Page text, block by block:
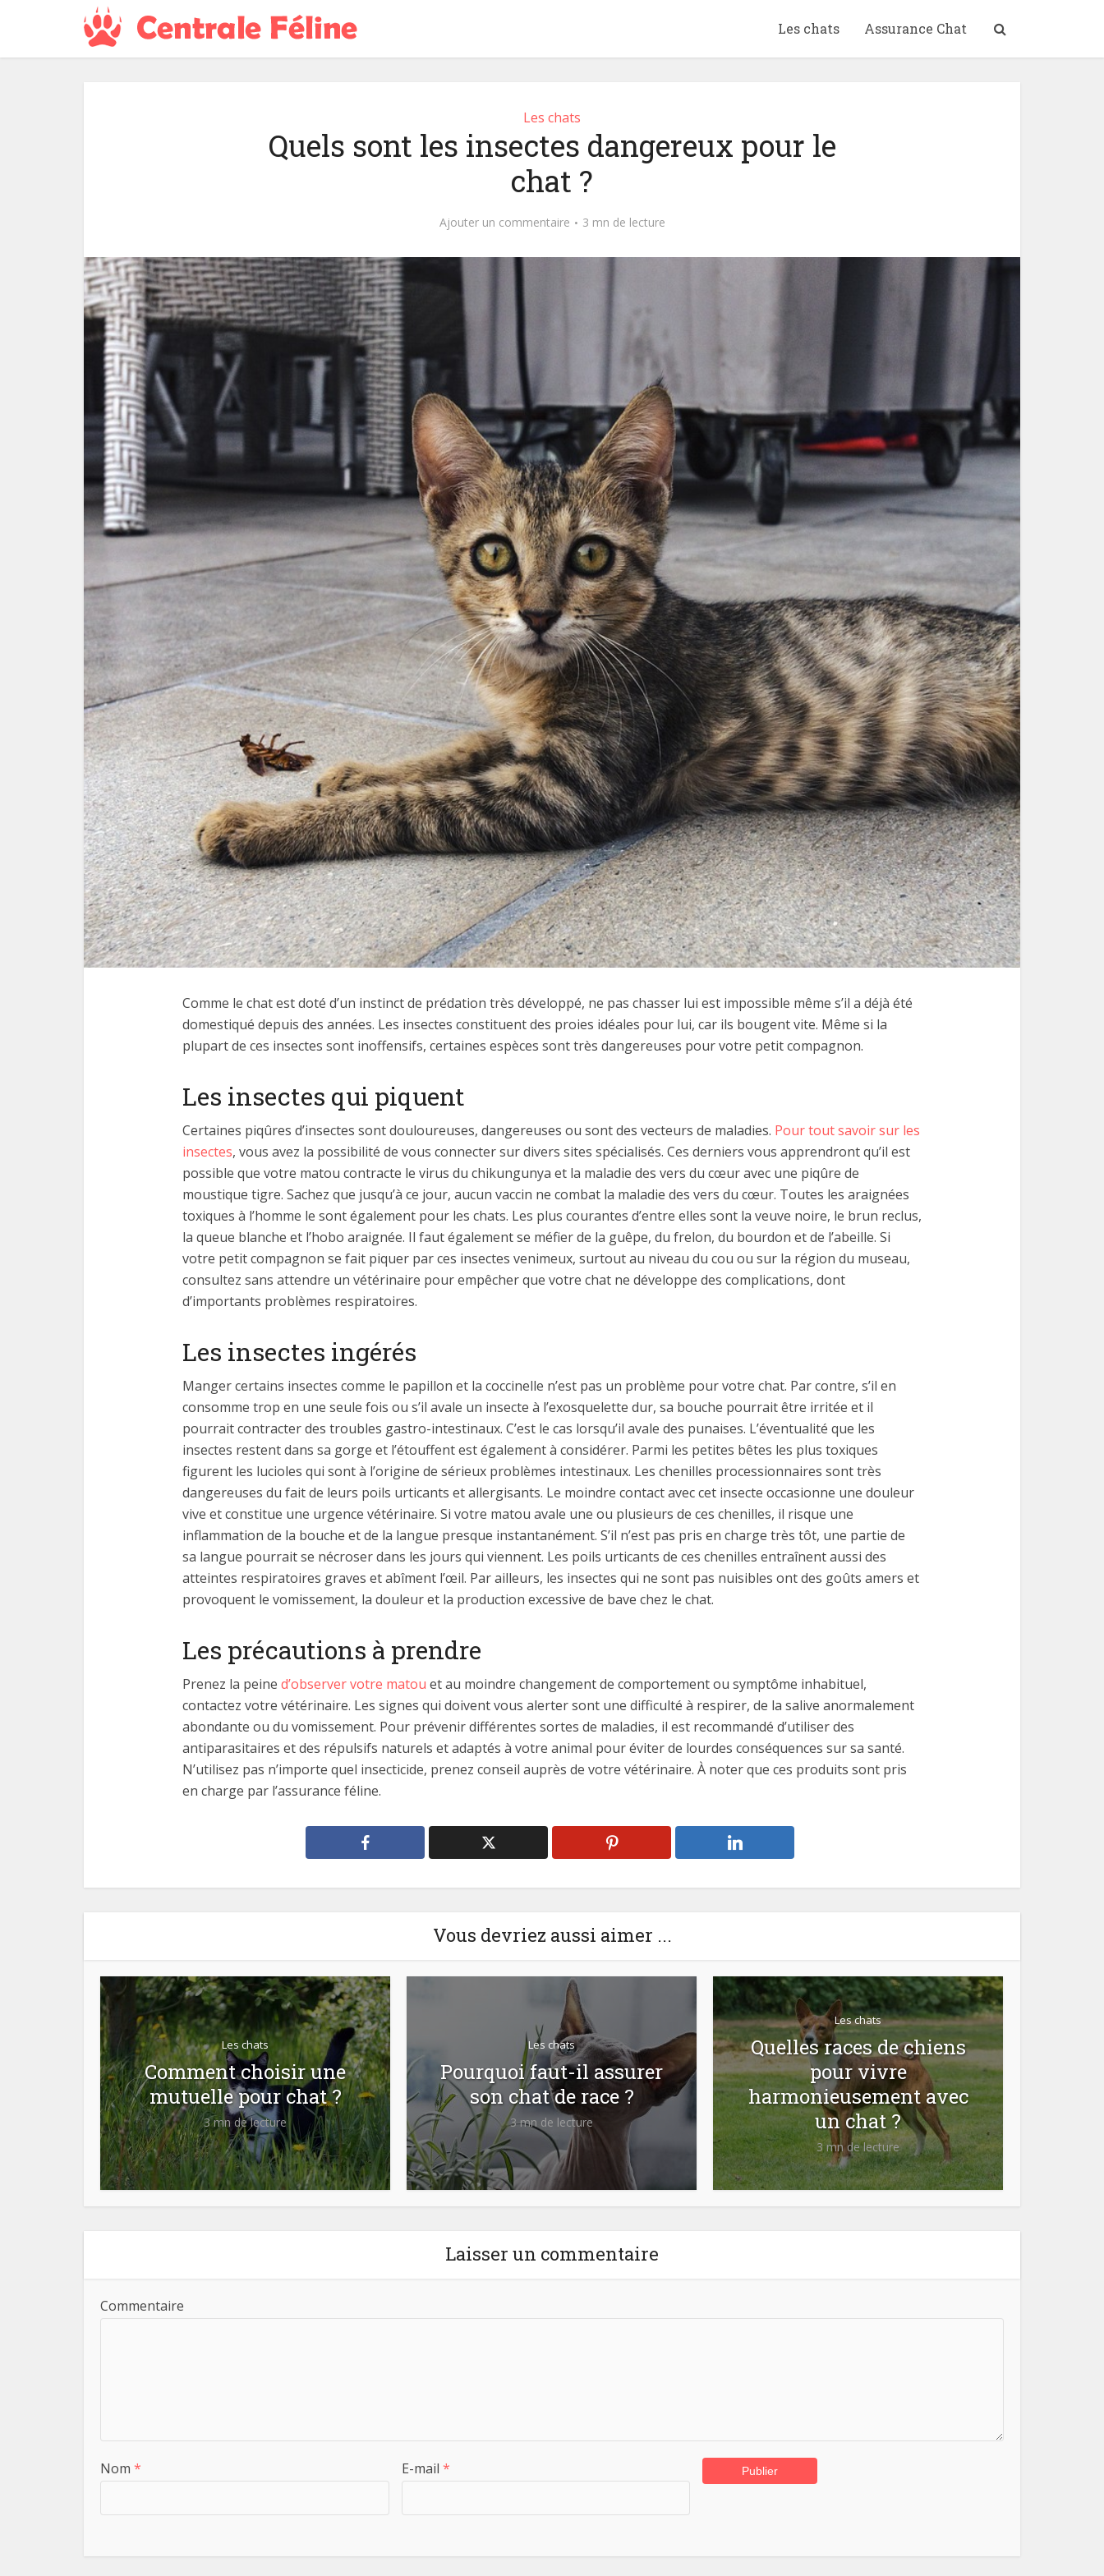
Les chats Assurance Chat
Les chats
Quels sont les insectes dangereux pour le
chat ?
Ajouter un commentaire 3 mn de lecture
Comme le chat est doté d’un instinct de prédation très développé, ne pas chasser lui est impossible même s’il a déjà été
domestiqué depuis des années. Les insectes constituent des proies idéales pour lui, car ils bougent vite. Même si la
plupart de ces insectes sont inoffensifs, certaines espèces sont très dangereuses pour votre petit compagnon.
Les insectes qui piquent
Certaines piqûres d’insectes sont douloureuses, dangereuses ou sont des vecteurs de maladies. Pour tout savoir sur les
insectes, vous avez la possibilité de vous connecter sur divers sites spécialisés. Ces derniers vous apprendront qu’il est
possible que votre matou contracte le virus du chikungunya et la maladie des vers du cœur avec une piqûre de
moustique tigre. Sachez que jusqu’à ce jour, aucun vaccin ne combat la maladie des vers du cœur. Toutes les araignées
toxiques à l’homme le sont également pour les chats. Les plus courantes d’entre elles sont la veuve noire, le brun reclus,
la queue blanche et l’hobo araignée. Il faut également se méfier de la guêpe, du frelon, du bourdon et de l’abeille. Si
votre petit compagnon se fait piquer par ces insectes venimeux, surtout au niveau du cou ou sur la région du museau,
consultez sans attendre un vétérinaire pour empêcher que votre chat ne développe des complications, dont
d’importants problèmes respiratoires.
Les insectes ingérés
Manger certains insectes comme le papillon et la coccinelle n’est pas un problème pour votre chat. Par contre, s’il en
consomme trop en une seule fois ou s’il avale un insecte à l’exosquelette dur, sa bouche pourrait être irritée et il
pourrait contracter des troubles gastro-intestinaux. C’est le cas lorsqu’il avale des punaises. L’éventualité que les
insectes restent dans sa gorge et l’étouffent est également à considérer. Parmi les petites bêtes les plus toxiques
figurent les lucioles qui sont à l’origine de sérieux problèmes intestinaux. Les chenilles processionnaires sont très
dangereuses du fait de leurs poils urticants et allergisants. Le moindre contact avec cet insecte occasionne une douleur
vive et constitue une urgence vétérinaire. Si votre matou avale une ou plusieurs de ces chenilles, il risque une
inflammation de la bouche et de la langue presque instantanément. S’il n’est pas pris en charge très tôt, une partie de
sa langue pourrait se nécroser dans les jours qui viennent. Les poils urticants de ces chenilles entraînent aussi des
atteintes respiratoires graves et abîment l’œil. Par ailleurs, les insectes qui ne sont pas nuisibles ont des goûts amers et
provoquent le vomissement, la douleur et la production excessive de bave chez le chat.
Les précautions à prendre
Prenez la peine d’observer votre matou et au moindre changement de comportement ou symptôme inhabituel,
contactez votre vétérinaire. Les signes qui doivent vous alerter sont une difficulté à respirer, de la salive anormalement
abondante ou du vomissement. Pour prévenir différentes sortes de maladies, il est recommandé d’utiliser des
antiparasitaires et des répulsifs naturels et adaptés à votre animal pour éviter de lourdes conséquences sur sa santé.
N’utilisez pas n’importe quel insecticide, prenez conseil auprès de votre vétérinaire. À noter que ces produits sont pris
en charge par l’assurance féline.
Vous devriez aussi aimer ...
Les chats
Comment choisir une
mutuelle pour chat ?
3 mn de lecture
Les chats
Pourquoi faut-il assurer
son chat de race ?
3 mn de lecture
Les chats
Quelles races de chiens
pour vivre
harmonieusement avec
un chat ?
3 mn de lecture
Laisser un commentaire
Commentaire
Nom * E-mail *